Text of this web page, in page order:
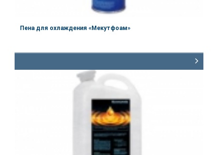
Пена для охлаждения «Мекутфоам»
Артикул:
60.1152